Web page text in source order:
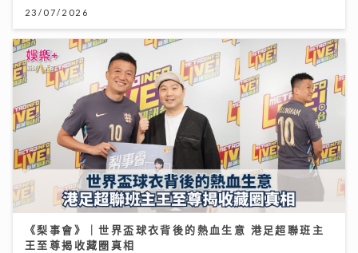
23/07/2026
《梨事會》｜世界盃球衣背後的熱血生意 港足超聯班主
王至尊揭收藏圈真相